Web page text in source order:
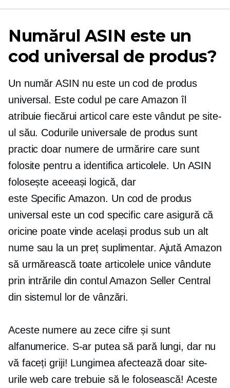
Numărul ASIN este un
cod universal de produs?
Un număr ASIN nu este un cod de produs
universal. Este codul pe care Amazon îl
atribuie fiecărui articol care este vândut pe site-
ul său. Codurile universale de produs sunt
practic doar numere de urmărire care sunt
folosite pentru a identifica articolele. Un ASIN
folosește aceeași logică, dar
este Specific Amazon. Un cod de produs
universal este un cod specific care asigură că
oricine poate vinde același produs sub un alt
nume sau la un preț suplimentar. Ajută Amazon
să urmărească toate articolele unice vândute
prin intrările din contul Amazon Seller Central
din sistemul lor de vânzări.
Aceste numere au zece cifre și sunt
alfanumerice. S-ar putea să pară lungi, dar nu
vă faceți griji! Lungimea afectează doar site-
urile web care trebuie să le folosească! Aceste